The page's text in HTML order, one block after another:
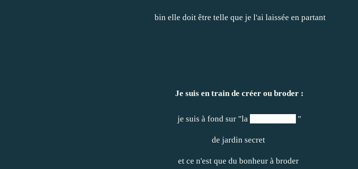
bin elle doit être telle que je l'ai laissée en partant
Je suis en train de créer ou broder :
je suis à fond sur "la "
de jardin secret
et ce n'est que du bonheur à broder